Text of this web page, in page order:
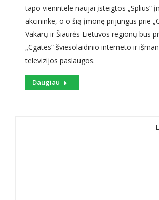
tapo vienintele naujai įsteigtos „Splius“
akcininke, o o šią įmonę prijungus prie
Vakarų ir Šiaurės Lietuvos regionų bus
„Cgates“ šviesolaidinio interneto ir
televizijos paslaugos.
Daugiau